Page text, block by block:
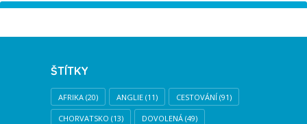
ŠTÍTKY
AFRIKA (20) ANGLIE (11) CESTOVÁNÍ (91)
CHORVATSKO (13) DOVOLENÁ (49)